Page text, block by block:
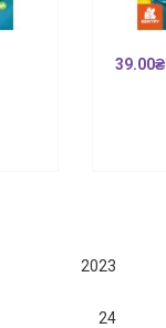
39.00₴
2023
24